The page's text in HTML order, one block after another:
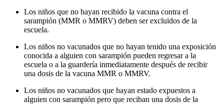
Los niños que no hayan recibido la vacuna contra el
sarampión (MMR o MMRV) deben ser excluidos de la
escuela.
Los niños no vacunados que no hayan tenido una exposición
conocida a alguien con sarampión pueden regresar a la
escuela o a la guardería inmediatamente después de recibir
una dosis de la vacuna MMR o MMRV.
Los niños no vacunados que hayan estado expuestos a
alguien con sarampión pero que reciban una dosis de la